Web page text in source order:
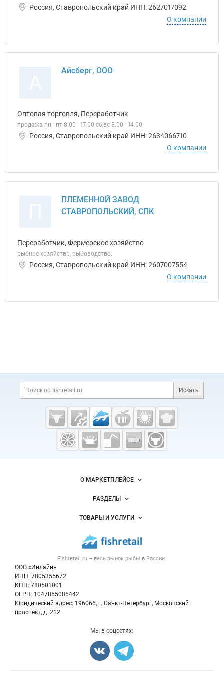
Россия, Ставропольский край ИНН: 2627017092
О компании
Айсберг, ООО
Оптовая торговля, Переработчик
продажа пн - пт 8.00 - 17.00 сб,вс 8.00 - 14.00
Россия, Ставропольский край ИНН: 2634066710
О компании
ПЛЕМЕННОЙ ЗАВОД
СТАВРОПОЛЬСКИЙ, СПК
Переработчик, Фермерское хозяйство
рыбное хозяйство, рыбоводство.
Россия, Ставропольский край ИНН: 2607007554
О компании
Дополнительная информация
Поиск по сайту и
Искать
Cсылки на полезные проекты
Fishretail.ru —
рыба,
морепродукты
Важные разделы и контакты
Fishretail.ru – весь рынок рыбы в России.
ООО «Инлайн»
ИНН: 7805355672
КПП: 780501001
ОГРН: 1047855085442
Юридический адрес: 196066, г. Санкт-Петербург, Московский
проспект, д. 212
Навигация по сайтуО МАРКЕТПЛЕЙСЕ
Новости Fishretail.ru
Размещение рекламы
Публичная оферта
Контактная информация
Политика обработки персональных данных
РАЗДЕЛЫ
Объявления
Новости рынка
Блог
ТОВАРЫ И УСЛУГИ
Рыба
Икра
Мы в соцсетях: